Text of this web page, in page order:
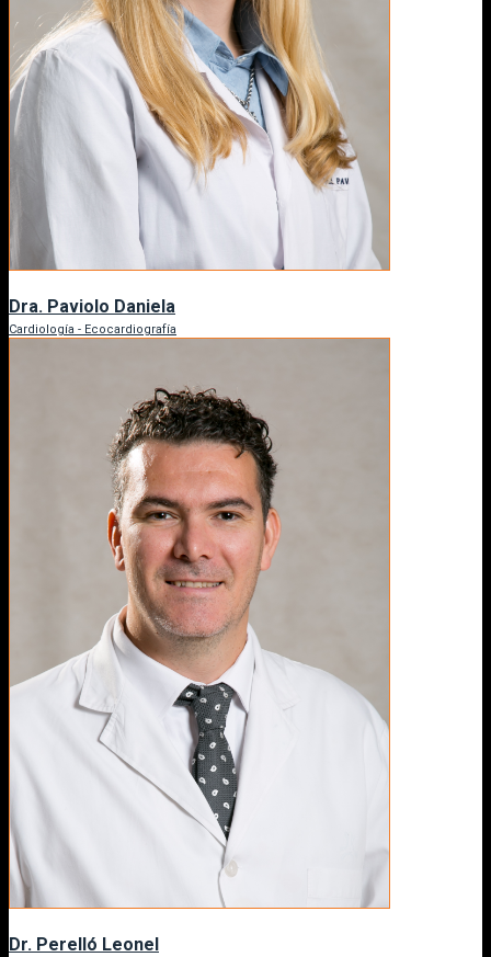
Dra. Paviolo Daniela
Cardiología - Ecocardiografía
Dr. Perelló Leonel